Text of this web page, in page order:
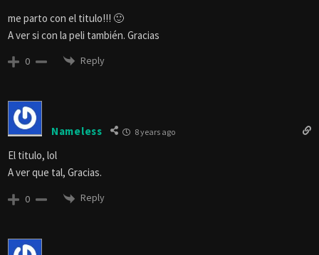
me parto con el titulo!!! 🙂
A ver si con la peli también. Gracias
0 Reply
Nameless 8 years ago
El titulo, lol
A ver que tal, Gracias.
0 Reply